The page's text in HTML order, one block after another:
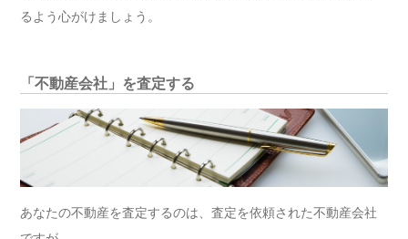
るよう心がけましょう。
「不動産会社」を査定する
あなたの不動産を査定するのは、査定を依頼された不動産会社